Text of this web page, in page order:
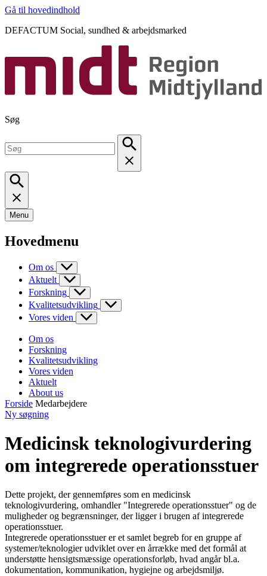
Gå til hovedindhold
DEFACTUM Social, sundhed & arbejdsmarked
Søg
Menu
Hovedmenu
Om os
Aktuelt
Forskning
Kvalitetsudvikling
Vores viden
Om os
Forskning
Kvalitetsudvikling
Vores viden
Aktuelt
About us
Forside Medarbejdere
Ny søgning
Medicinsk teknologivurdering
om integrerede operationsstuer
Dette projekt, der gennemføres som en medicinsk
teknologivurdering, omhandler "Integrerede operationsstuer" og de
muligheder og begrænsninger, der ligger i brugen af integrerede
operationsstuer.
Integrerede operationsstuer er et samlet begreb for en gruppe af
systemer/teknologier udviklet over en årrække med det formål at
understøtte hensigtsmæssige operationsforløb, hvad angår bl.a.
dokumentation, kommunikation, hygiejne og arbejdsmiljø.